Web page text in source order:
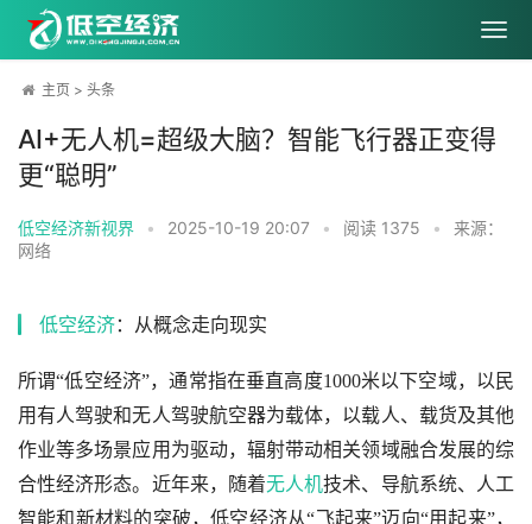
主页 > 头条
AI+无人机=超级大脑？智能飞行器正变得
更“聪明”
低空经济新视界 • 2025-10-19 20:07 • 阅读 1375 •
来源：
网络
低空经济：从概念走向现实
所谓“低空经济”，通常指在垂直高度1000米以下空域，以民
用有人驾驶和无人驾驶航空器为载体，以载人、载货及其他
作业等多场景应用为驱动，辐射带动相关领域融合发展的综
合性经济形态。近年来，随着无人机技术、导航系统、人工
智能和新材料的突破，低空经济从“飞起来”迈向“用起来”，